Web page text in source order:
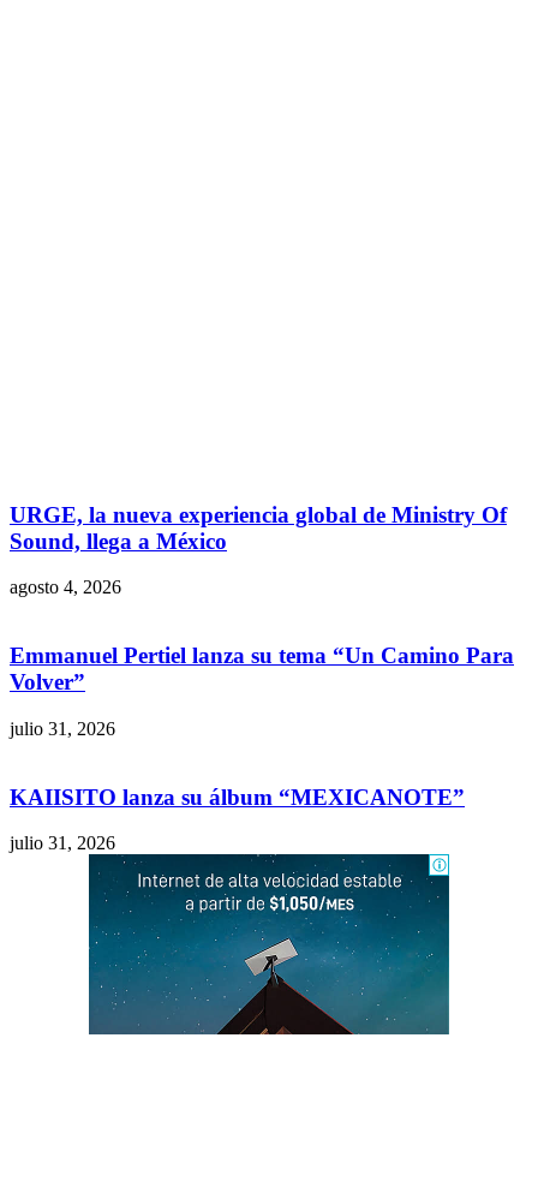
URGE, la nueva experiencia global de Ministry Of
Sound, llega a México
agosto 4, 2026
Emmanuel Pertiel lanza su tema “Un Camino Para
Volver”
julio 31, 2026
KAIISITO lanza su álbum “MEXICANOTE”
julio 31, 2026